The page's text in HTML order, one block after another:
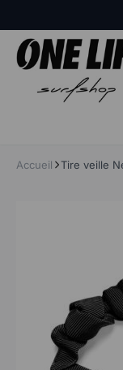
Accueil Tire veille